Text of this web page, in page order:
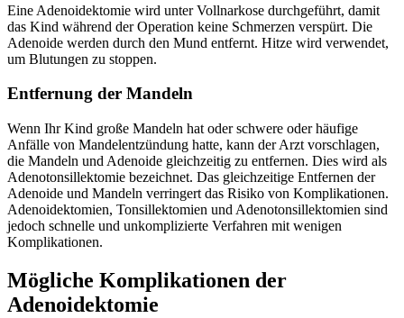
Eine Adenoidektomie wird unter Vollnarkose durchgeführt, damit
das Kind während der Operation keine Schmerzen verspürt. Die
Adenoide werden durch den Mund entfernt. Hitze wird verwendet,
um Blutungen zu stoppen.
Entfernung der Mandeln
Wenn Ihr Kind große Mandeln hat oder schwere oder häufige
Anfälle von Mandelentzündung hatte, kann der Arzt vorschlagen,
die Mandeln und Adenoide gleichzeitig zu entfernen. Dies wird als
Adenotonsillektomie bezeichnet. Das gleichzeitige Entfernen der
Adenoide und Mandeln verringert das Risiko von Komplikationen.
Adenoidektomien, Tonsillektomien und Adenotonsillektomien sind
jedoch schnelle und unkomplizierte Verfahren mit wenigen
Komplikationen.
Mögliche Komplikationen der
Adenoidektomie